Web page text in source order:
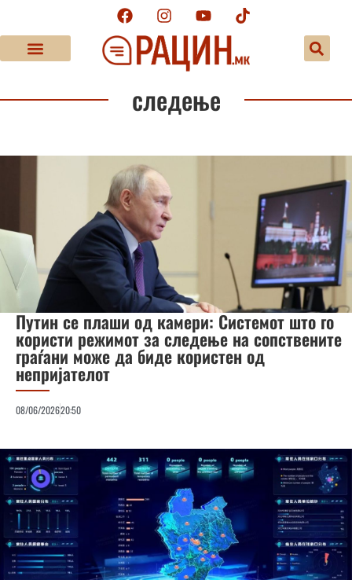
следење
Путин се плаши од камери: Системот што го
користи режимот за следење на сопствените
граѓани може да биде користен од
непријателот
08/06/202620:50